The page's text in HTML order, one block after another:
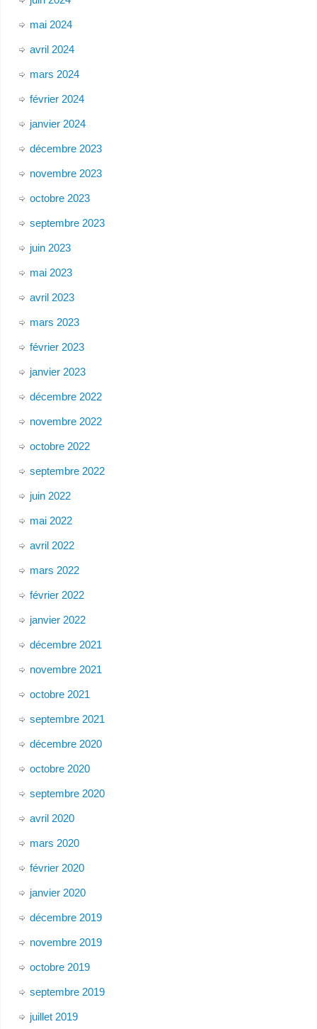
mai 2024
avril 2024
mars 2024
février 2024
janvier 2024
décembre 2023
novembre 2023
octobre 2023
septembre 2023
juin 2023
mai 2023
avril 2023
mars 2023
février 2023
janvier 2023
décembre 2022
novembre 2022
octobre 2022
septembre 2022
juin 2022
mai 2022
avril 2022
mars 2022
février 2022
janvier 2022
décembre 2021
novembre 2021
octobre 2021
septembre 2021
décembre 2020
octobre 2020
septembre 2020
avril 2020
mars 2020
février 2020
janvier 2020
décembre 2019
novembre 2019
octobre 2019
septembre 2019
juillet 2019